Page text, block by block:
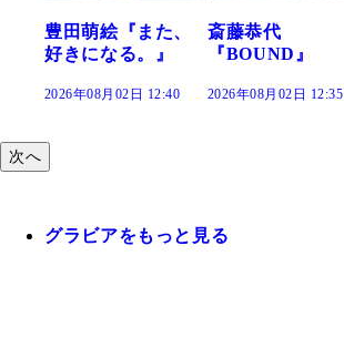
斎藤恭代
『BOUND』
2026年08月02日 12:35
咲田ゆな
『Sunflower』
2026年08月02日 12:30
次へ
グラビアをもっと見る